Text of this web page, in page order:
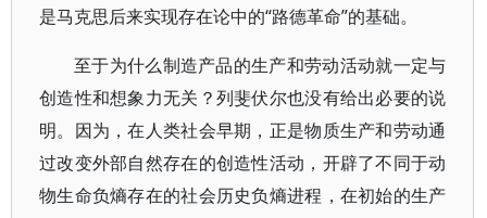
是马克思后来实现存在论中的“路德革命”的基础。
至于为什么制造产品的生产和劳动活动就一定与
创造性和想象力无关？列斐伏尔也没有给出必要的说
明。因为，在人类社会早期，正是物质生产和劳动通
过改变外部自然存在的创造性活动，开辟了不同于动
物生命负熵存在的社会历史负熵进程，在初始的生产